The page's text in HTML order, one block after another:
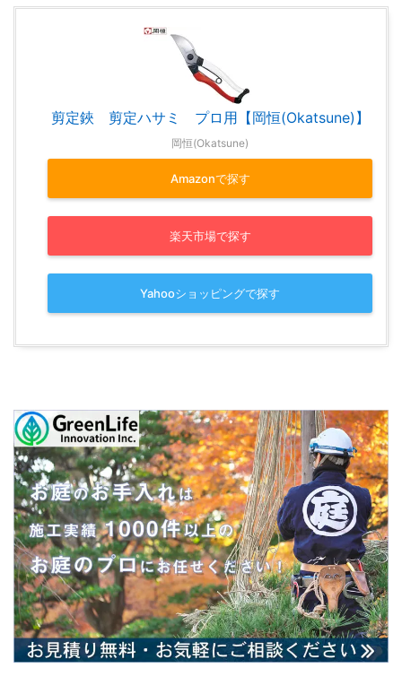
剪定鋏 剪定ハサミ プロ用【岡恒(Okatsune)】
岡恒(Okatsune)
Amazonで探す
楽天市場で探す
Yahooショッピングで探す